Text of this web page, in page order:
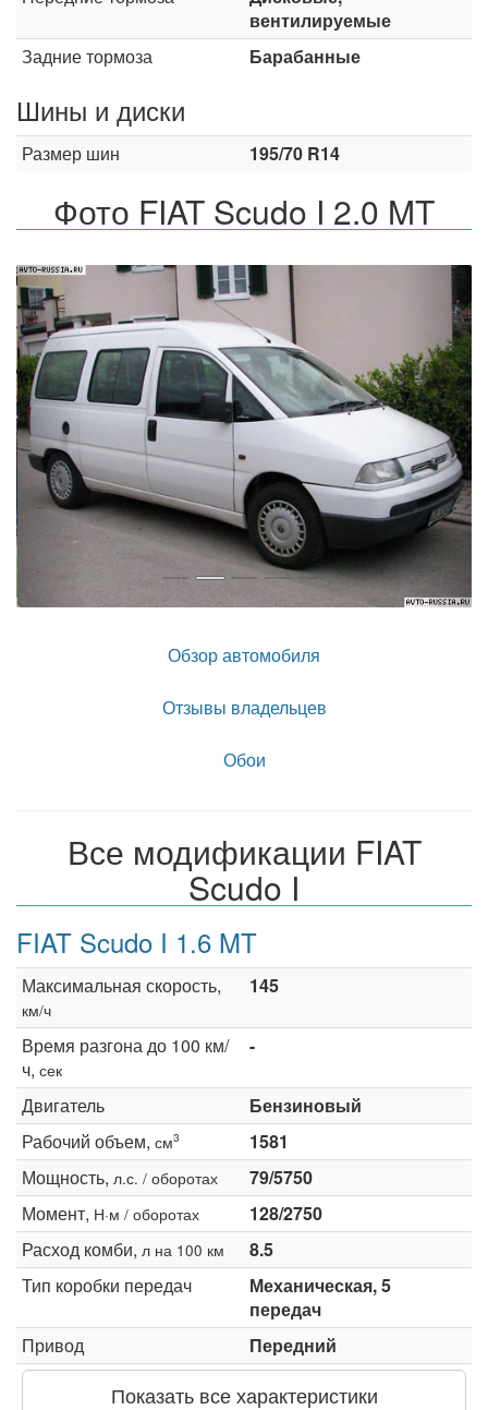
вентилируемые
Задние тормоза
Барабанные
Шины и диски
Размер шин 195/70 R14
Фото FIAT Scudo I 2.0 MT
Назад
Обзор автомобиля
Отзывы владельцев
Обои
Все модификации FIAT
Scudo I
FIAT Scudo I 1.6 MT
Максимальная скорость,
км/ч
145
Время разгона до 100 км/
ч, сек
-
Двигатель
Бензиновый
Рабочий объем, см3
1581
Мощность, л.с. / оборотах
79/5750
Момент, Н·м / оборотах
128/2750
Расход комби, л на 100 км
8.5
Тип коробки передач
Механическая, 5
передач
Привод
Передний
Показать все характеристики